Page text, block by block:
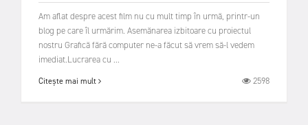
Am aflat despre acest film nu cu mult timp în urmă, printr-un
blog pe care îl urmărim. Asemănarea izbitoare cu proiectul
nostru Grafică fără computer ne-a făcut să vrem să-l vedem
imediat.Lucrarea cu ...
Citește mai mult 2598